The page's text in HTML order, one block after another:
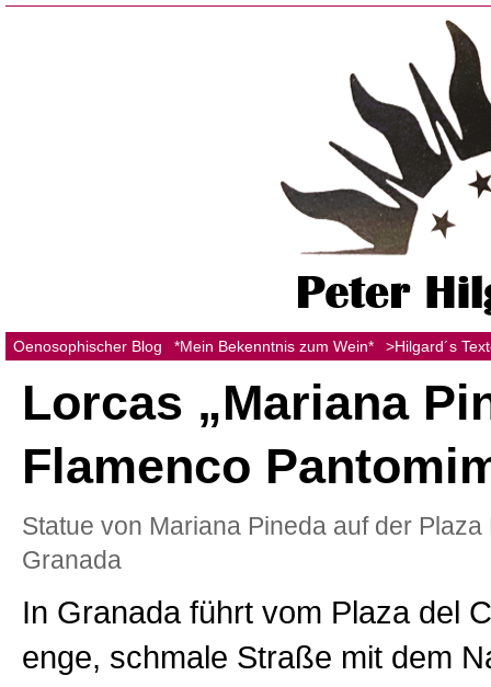
Oenosophischer Blog *Mein Bekenntnis zum Wein* >Hilgard´s
Lorcas „Mariana
Flamenco
Statue von Mariana Pineda auf der
Granada
In Granada führt vom Plaza del
enge, schmale Straße mit dem